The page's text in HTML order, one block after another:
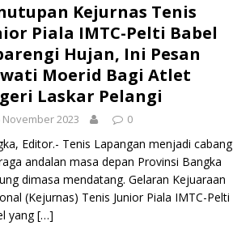
Kejurnas Tenis
Piala IMTC-Pelti Babel
Hujan, Ini Pesan
Moerid Bagi Atlet
Laskar Pelangi
November 2023 0
Editor.- Tenis Lapangan menjadi cabang
andalan masa depan Provinsi Bangka
dimasa mendatang. Gelaran Kejuaraan
(Kejurnas) Tenis Junior Piala IMTC-Pelti
yang[…]